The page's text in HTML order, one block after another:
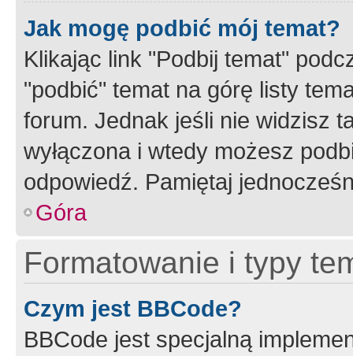
Jak mogę podbić mój temat?
Klikając link "Podbij temat"
"podbić" temat na górę listy
forum. Jednak jeśli nie widzisz
wyłączona i wtedy możesz
odpowiedź. Pamiętaj
Góra
Formatowanie i typy
Czym jest BBCode?
BBCode jest specjalną